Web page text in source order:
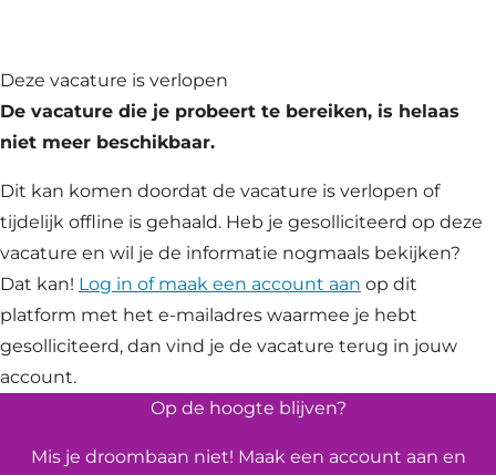
Deze vacature is verlopen
De vacature die je probeert te bereiken, is helaas
niet meer beschikbaar.
Dit kan komen doordat de vacature is verlopen of
tijdelijk offline is gehaald. Heb je gesolliciteerd op deze
vacature en wil je de informatie nogmaals bekijken?
Dat kan! Log in of maak een account aan op dit
platform met het e-mailadres waarmee je hebt
gesolliciteerd, dan vind je de vacature terug in jouw
account.
Op de hoogte blijven?
Mis je droombaan niet! Maak een account aan en